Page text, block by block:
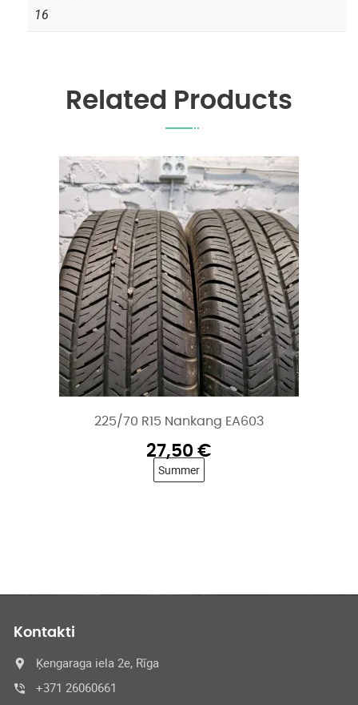
16
Related Products
225/70 R15 Nankang EA603
27,50 €
Summer
Kontakti
Ķengaraga iela 2e, Rīga
+371 26060661